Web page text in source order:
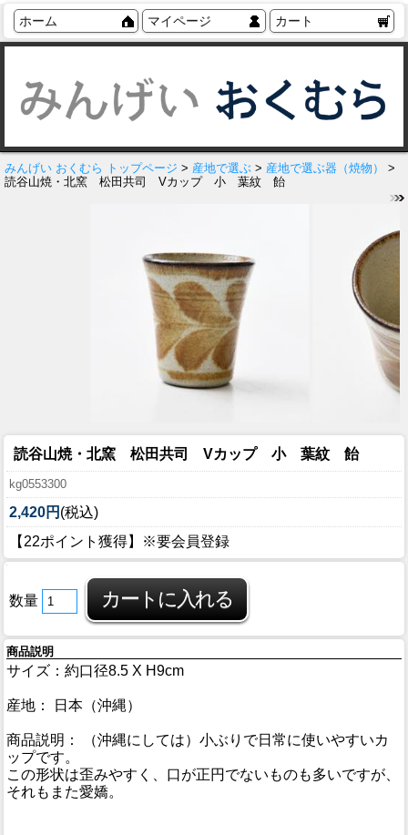
ホーム マイページ カート
みんげい おくむら トップページ > 産地で選ぶ > 産地で選ぶ器（焼物）
>
読谷山焼・北窯 松田共司 Vカップ 小 葉紋 飴
読谷山焼・北窯 松田共司 Vカップ 小 葉紋 飴
kg0553300
2,420円 (税込)
【22ポイント獲得】※要会員登録
数量
商品説明
サイズ：約口径8.5 X H9cm
産地： 日本（沖縄）
商品説明： （沖縄にしては）小ぶりで日常に使いやすいカ
ップです。
この形状は歪みやすく、口が正円でないものも多いですが、
それもまた愛嬌。